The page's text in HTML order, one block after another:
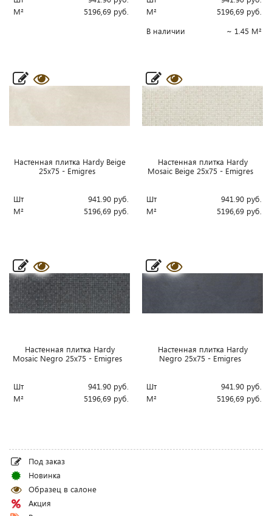
М²
5196,69 руб.
М²
5196,69 руб.
В наличии
~ 1.45 М²
Настенная плитка Hardy Beige
25x75 - Emigres
Шт 941.90 руб.
М²
5196,69 руб.
Настенная плитка Hardy
Mosaic Beige 25x75 - Emigres
Шт 941.90 руб.
М²
5196,69 руб.
Настенная плитка Hardy
Mosaic Negro 25x75 - Emigres
Шт 941.90 руб.
М²
5196,69 руб.
Настенная плитка Hardy
Negro 25x75 - Emigres
Шт 941.90 руб.
М²
5196,69 руб.
Под заказ
Новинка
Образец в салоне
Акция